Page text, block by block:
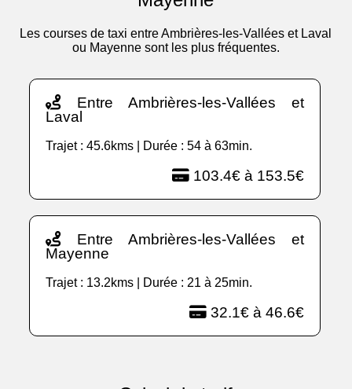
Les courses de taxi entre Ambrières-les-Vallées et Laval
ou Mayenne sont les plus fréquentes.
Entre Ambrières-les-Vallées et
Laval
Trajet : 45.6kms | Durée : 54 à 63min.
103.4€ à 153.5€
Entre Ambrières-les-Vallées et
Mayenne
Trajet : 13.2kms | Durée : 21 à 25min.
32.1€ à 46.6€